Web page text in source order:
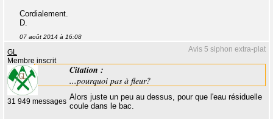
Cordialement.
D.
07 août 2014 à 16:08
Avis 5 siphon extra-plat
GL
Membre inscrit
31 949 messages
Citation :
...pourquoi pas à fleur?
Alors juste un peu au dessus, pour que l'eau résiduelle
coule dans le bac.